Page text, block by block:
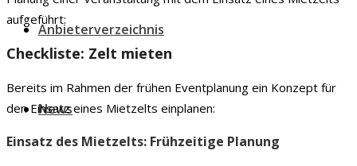
Anbieterverzeichnis
News
aufgeführt:
Checkliste: Zelt mieten
Bereits im Rahmen der frühen Eventplanung ein Konzept für
den Einsatz eines Mietzelts einplanen:
Einsatz des Mietzelts: Frühzeitige Planung